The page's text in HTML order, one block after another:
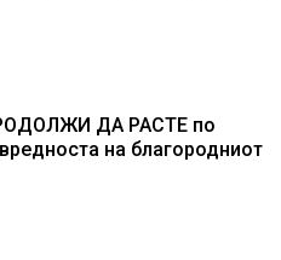
ДА РАСТЕ по
на благородниот